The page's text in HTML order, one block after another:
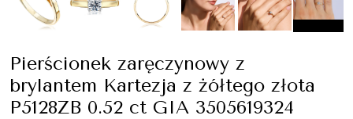
Pierścionek zaręczynowy z
brylantem Kartezja z żółtego złota
P5128ZB 0.52 ct GIA 3505619324